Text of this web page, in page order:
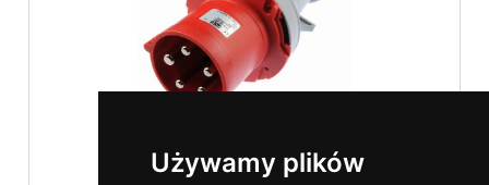
Używamy plików
Wtyczka siłowa 5p 63A